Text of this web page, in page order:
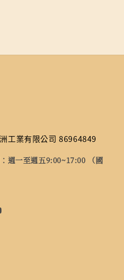
工業有限公司 86964849
週一至週五9:00~17:00 （國